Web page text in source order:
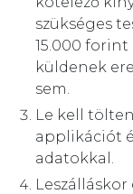
szükséges
15.000
küldenek
sem.
Le kell
applikációt
adatokkal.